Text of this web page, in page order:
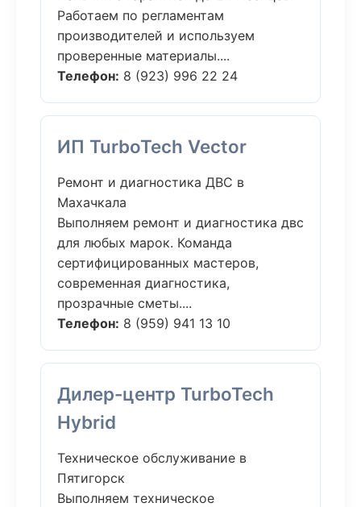
Работаем по регламентам
производителей и используем
проверенные материалы....
Телефон: 8 (923) 996 22 24
ИП TurboTech Vector
Ремонт и диагностика ДВС в
Махачкала
Выполняем ремонт и диагностика двс
для любых марок. Команда
сертифицированных мастеров,
современная диагностика,
прозрачные сметы....
Телефон: 8 (959) 941 13 10
Дилер-центр TurboTech
Hybrid
Техническое обслуживание в
Пятигорск
Выполняем техническое